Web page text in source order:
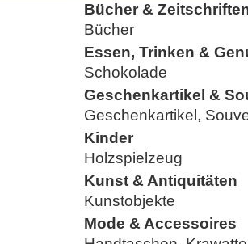
Bücher &
Bücher
Essen, Trinken &
Schokolade
Geschenkartikel &
Geschenkartikel,
Kinder
Holzspielzeug
Kunst & Antiquitäten
Kunstobjekte
Mode & Accessoires